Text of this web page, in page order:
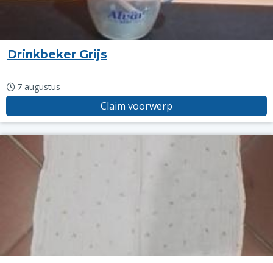
Drinkbeker Grijs
7 augustus
Claim voorwerp